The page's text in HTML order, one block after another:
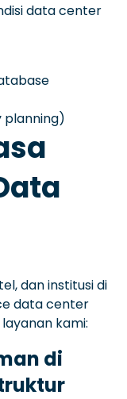
data center
planning)
dan institusi di
data center
kami:
di